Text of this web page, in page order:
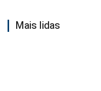
Mais lidas